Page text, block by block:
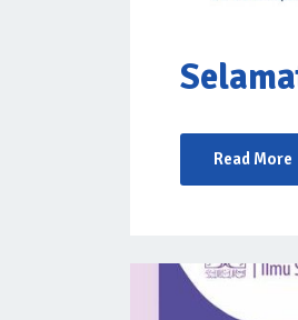
Read More